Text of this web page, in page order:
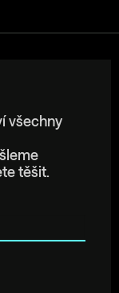
všechny
těšit.